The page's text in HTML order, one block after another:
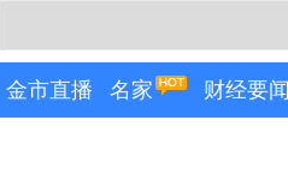
金市直播 名家 财经要闻